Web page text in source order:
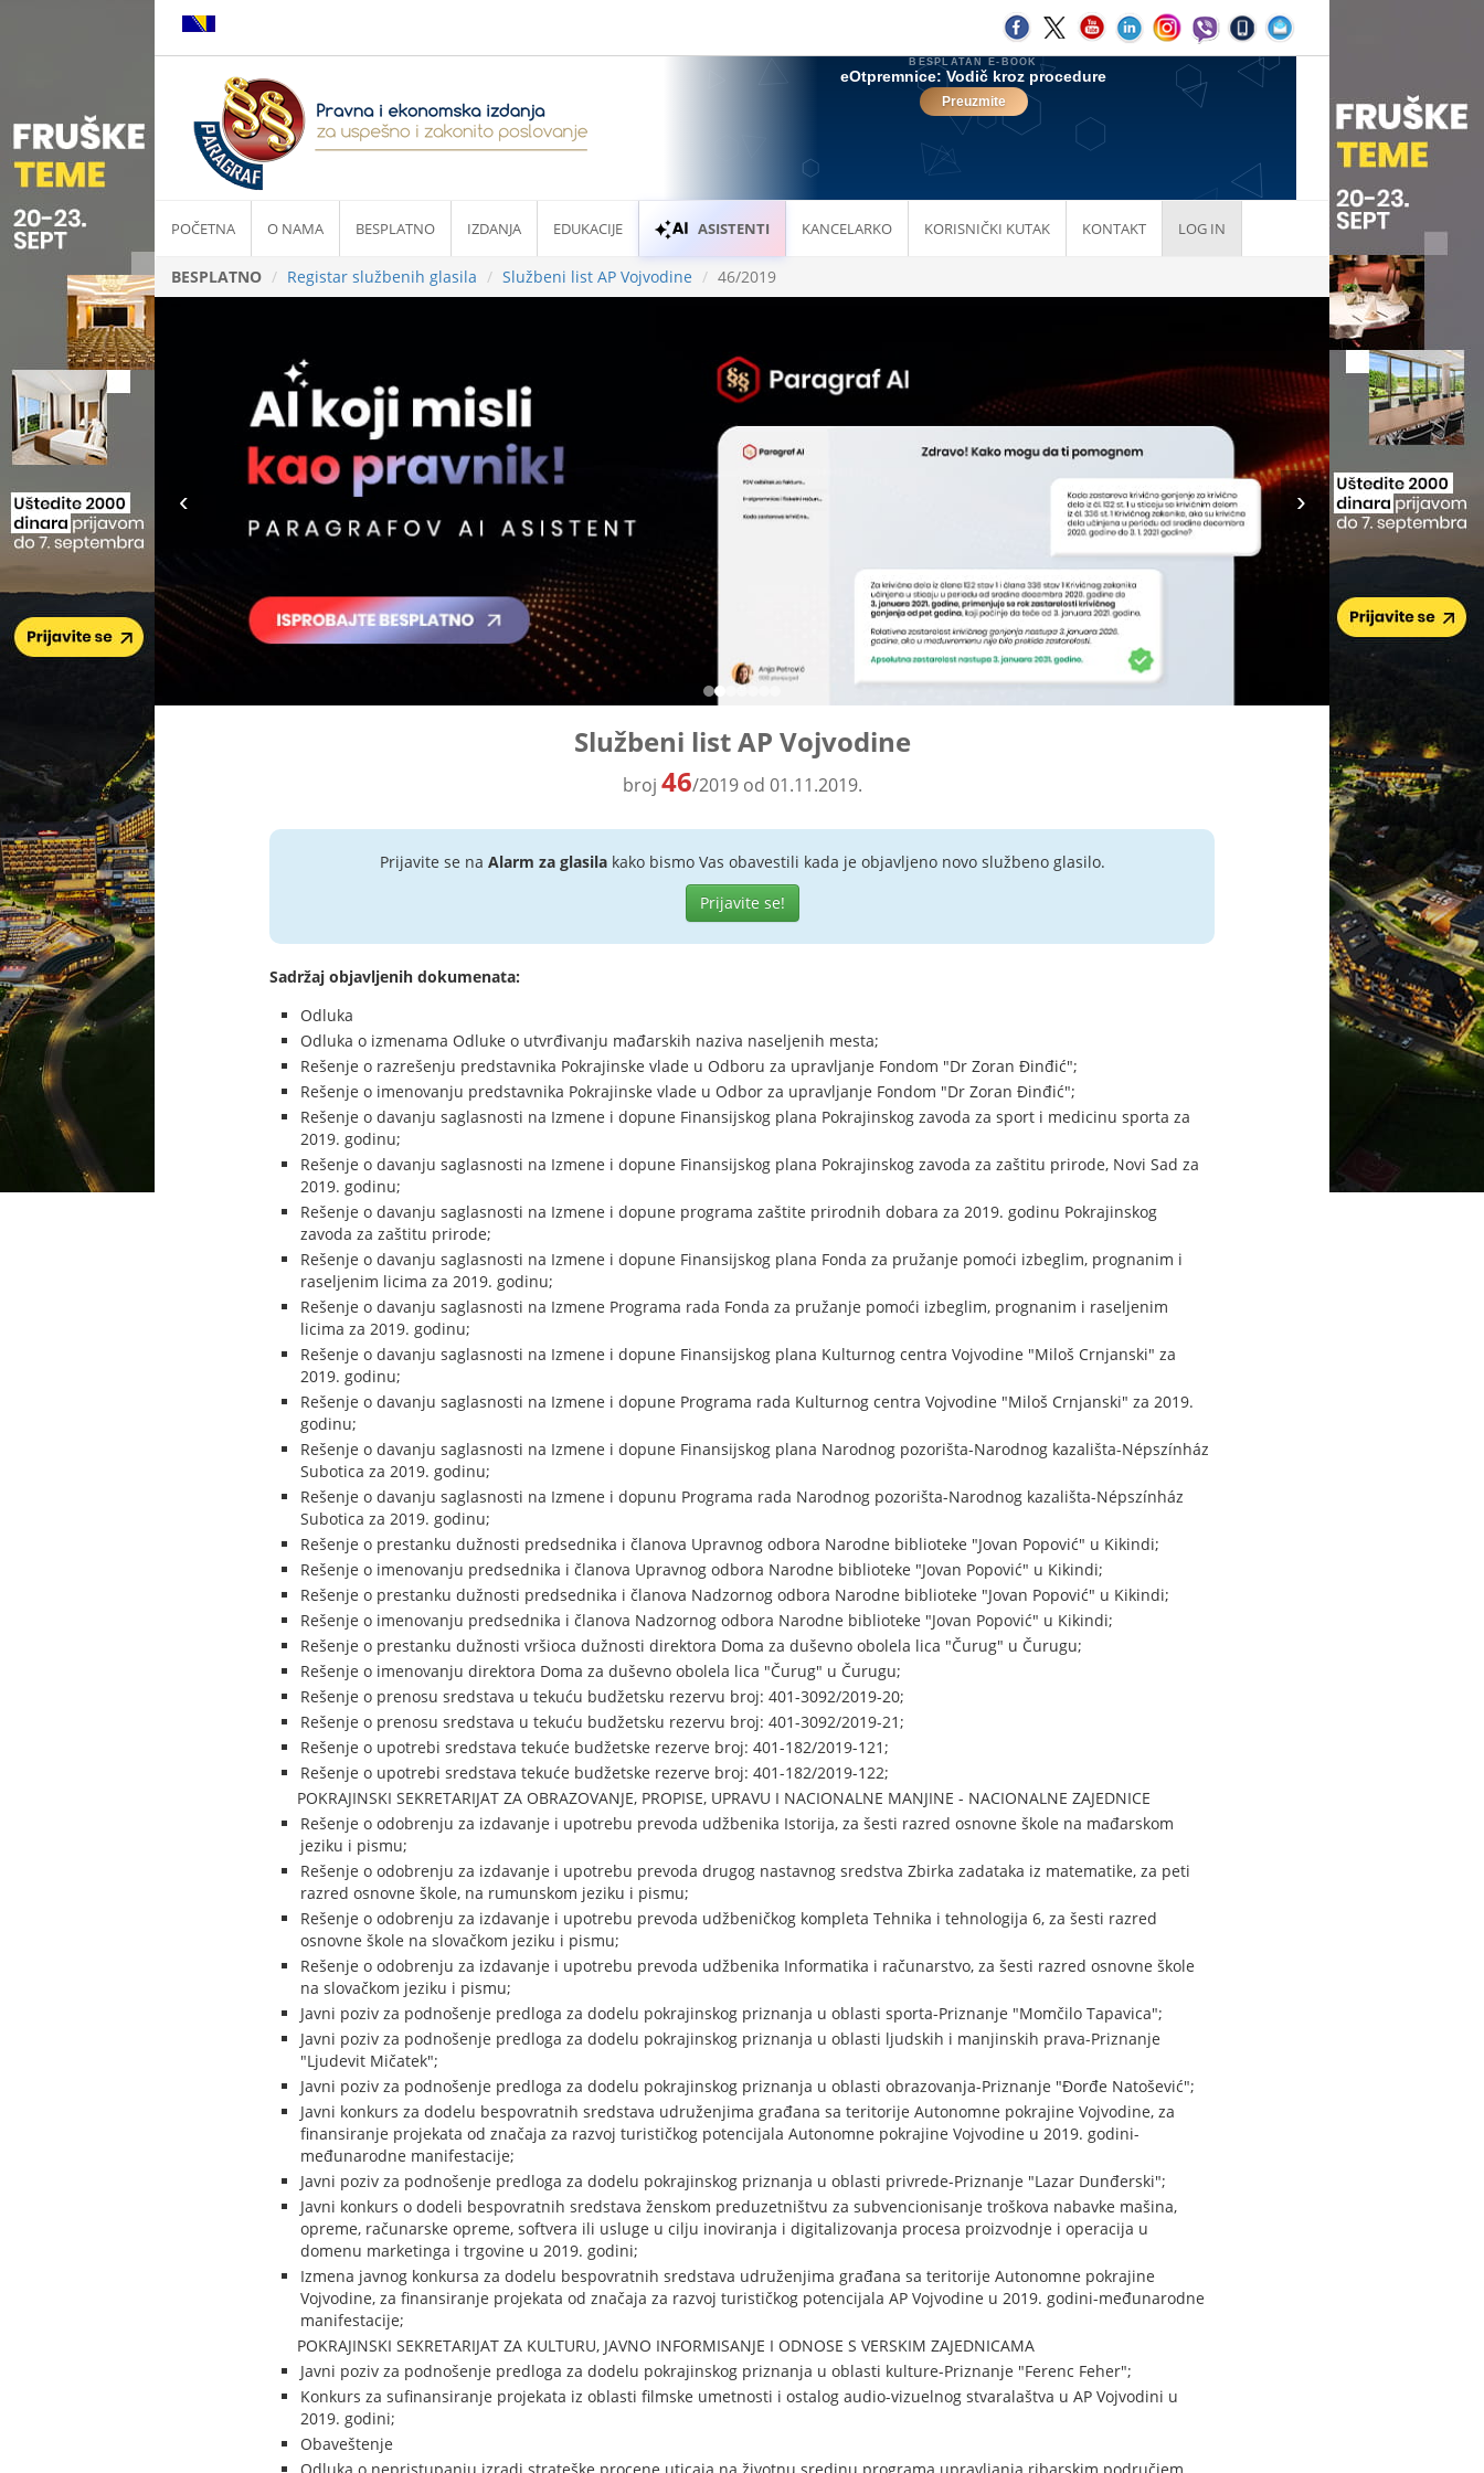
POČETNA O NAMA BESPLATNO IZDANJA EDUKACIJE ASISTENTI KANCELARKO KORISNIČKI KUTAK KONTAKT LOG IN
BESPLATNO Registar službenih glasila Službeni list AP Vojvodine 46/2019
Službeni list AP Vojvodine
broj 46/2019 od 01.11.2019.
Prijavite se na Alarm za glasilakako bismo Vas obavestili kada je objavljeno novo službeno glasilo.
Prijavite se!
Sadržaj objavljenih dokumenata:
Odluka
Odluka o izmenama Odluke o utvrđivanju mađarskih naziva naseljenih mesta;
Rešenje o razrešenju predstavnika Pokrajinske vlade u Odboru za upravljanje Fondom "Dr Zoran Đinđić";
Rešenje o imenovanju predstavnika Pokrajinske vlade u Odbor za upravljanje Fondom "Dr Zoran Đinđić";
Rešenje o davanju saglasnosti na Izmene i dopune Finansijskog plana Pokrajinskog zavoda za sport i medicinu sporta za
2019. godinu;
Rešenje o davanju saglasnosti na Izmene i dopune Finansijskog plana Pokrajinskog zavoda za zaštitu prirode, Novi Sad za
2019. godinu;
Rešenje o davanju saglasnosti na Izmene i dopune programa zaštite prirodnih dobara za 2019. godinu Pokrajinskog
zavoda za zaštitu prirode;
Rešenje o davanju saglasnosti na Izmene i dopune Finansijskog plana Fonda za pružanje pomoći izbeglim, prognanim i
raseljenim licima za 2019. godinu;
Rešenje o davanju saglasnosti na Izmene Programa rada Fonda za pružanje pomoći izbeglim, prognanim i raseljenim
licima za 2019. godinu;
Rešenje o davanju saglasnosti na Izmene i dopune Finansijskog plana Kulturnog centra Vojvodine "Miloš Crnjanski" za
2019. godinu;
Rešenje o davanju saglasnosti na Izmene i dopune Programa rada Kulturnog centra Vojvodine "Miloš Crnjanski" za 2019.
godinu;
Rešenje o davanju saglasnosti na Izmene i dopune Finansijskog plana Narodnog pozorišta-Narodnog kazališta-Népszínház
Subotica za 2019. godinu;
Rešenje o davanju saglasnosti na Izmene i dopunu Programa rada Narodnog pozorišta-Narodnog kazališta-Népszínház
Subotica za 2019. godinu;
Rešenje o prestanku dužnosti predsednika i članova Upravnog odbora Narodne biblioteke "Jovan Popović" u Kikindi;
Rešenje o imenovanju predsednika i članova Upravnog odbora Narodne biblioteke "Jovan Popović" u Kikindi;
Rešenje o prestanku dužnosti predsednika i članova Nadzornog odbora Narodne biblioteke "Jovan Popović" u Kikindi;
Rešenje o imenovanju predsednika i članova Nadzornog odbora Narodne biblioteke "Jovan Popović" u Kikindi;
Rešenje o prestanku dužnosti vršioca dužnosti direktora Doma za duševno obolela lica "Čurug" u Čurugu;
Rešenje o imenovanju direktora Doma za duševno obolela lica "Čurug" u Čurugu;
Rešenje o prenosu sredstava u tekuću budžetsku rezervu broj: 401-3092/2019-20;
Rešenje o prenosu sredstava u tekuću budžetsku rezervu broj: 401-3092/2019-21;
Rešenje o upotrebi sredstava tekuće budžetske rezerve broj: 401-182/2019-121;
Rešenje o upotrebi sredstava tekuće budžetske rezerve broj: 401-182/2019-122;
POKRAJINSKI SEKRETARIJAT ZA OBRAZOVANJE, PROPISE, UPRAVU I NACIONALNE MANJINE - NACIONALNE ZAJEDNICE
Rešenje o odobrenju za izdavanje i upotrebu prevoda udžbenika Istorija, za šesti razred osnovne škole na mađarskom
jeziku i pismu;
Rešenje o odobrenju za izdavanje i upotrebu prevoda drugog nastavnog sredstva Zbirka zadataka iz matematike, za peti
razred osnovne škole, na rumunskom jeziku i pismu;
Rešenje o odobrenju za izdavanje i upotrebu prevoda udžbeničkog kompleta Tehnika i tehnologija 6, za šesti razred
osnovne škole na slovačkom jeziku i pismu;
Rešenje o odobrenju za izdavanje i upotrebu prevoda udžbenika Informatika i računarstvo, za šesti razred osnovne škole
na slovačkom jeziku i pismu;
Javni poziv za podnošenje predloga za dodelu pokrajinskog priznanja u oblasti sporta-Priznanje "Momčilo Tapavica";
Javni poziv za podnošenje predloga za dodelu pokrajinskog priznanja u oblasti ljudskih i manjinskih prava-Priznanje
"Ljudevit Mičatek";
Javni poziv za podnošenje predloga za dodelu pokrajinskog priznanja u oblasti obrazovanja-Priznanje "Đorđe Natošević";
Javni konkurs za dodelu bespovratnih sredstava udruženjima građana sa teritorije Autonomne pokrajine Vojvodine, za
finansiranje projekata od značaja za razvoj turističkog potencijala Autonomne pokrajine Vojvodine u 2019. godini-
međunarodne manifestacije;
Javni poziv za podnošenje predloga za dodelu pokrajinskog priznanja u oblasti privrede-Priznanje "Lazar Dunđerski";
Javni konkurs o dodeli bespovratnih sredstava ženskom preduzetništvu za subvencionisanje troškova nabavke mašina,
opreme, računarske opreme, softvera ili usluge u cilju inoviranja i digitalizovanja procesa proizvodnje i operacija u
domenu marketinga i trgovine u 2019. godini;
Izmena javnog konkursa za dodelu bespovratnih sredstava udruženjima građana sa teritorije Autonomne pokrajine
Vojvodine, za finansiranje projekata od značaja za razvoj turističkog potencijala AP Vojvodine u 2019. godini-međunarodne
manifestacije;
POKRAJINSKI SEKRETARIJAT ZA KULTURU, JAVNO INFORMISANJE I ODNOSE S VERSKIM ZAJEDNICAMA
Javni poziv za podnošenje predloga za dodelu pokrajinskog priznanja u oblasti kulture-Priznanje "Ferenc Feher";
Konkurs za sufinansiranje projekata iz oblasti filmske umetnosti i ostalog audio-vizuelnog stvaralaštva u AP Vojvodini u
2019. godini;
Obaveštenje